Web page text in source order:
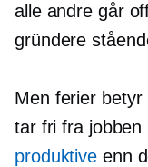
alle andre går
gründere
Men ferier betyr
tar fri fra jobben
produktive enn